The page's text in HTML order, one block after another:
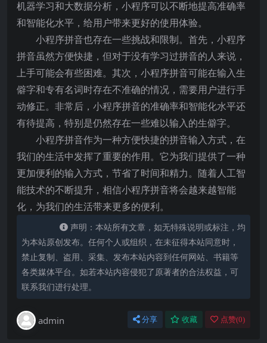
机器学习和大数据分析，小程序可以不断地提高准确率
和智能化水平，给用户带来更好的使用体验。
小程序拼音也存在一些挑战和限制。首先，小程序
拼音虽然方便快捷，但对于没有学习过拼音的人来说，
上手可能会有些困难。其次，小程序拼音可能在输入生
僻字和专有名词时存在不准确的情况，需要用户进行手
动修正。非常后，小程序拼音的准确率和智能化水平还
有待提高，特别是仍然存在一些难以输入的生僻字。
小程序拼音作为一种方便快捷的拼音输入方式，在
我们的生活中发挥了重要的作用。它为我们提供了一种
更加便利的输入方式，节省了时间和精力。随着人工智
能技术的不断提升，相信小程序拼音将会越来越智能
化，为我们的生活带来更多的便利。
声明：本站所有文章，如无特殊说明或标注，均
为本站原创发布。任何个人或组织，在未征得本站同意时，
禁止复制、盗用、采集、发布本站内容到任何网站、书籍等
各类媒体平台。如若本站内容侵犯了原著者的合法权益，可
联系我们进行处理。
admin 分享 收藏 点赞(0)